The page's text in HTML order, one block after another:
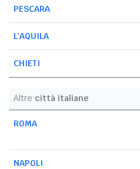
PESCARA
L'AQUILA
CHIETI
Altre città italiane
ROMA
NAPOLI